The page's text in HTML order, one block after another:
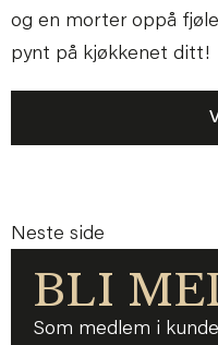
og en morter oppå
pynt på kjøkkenet ditt!
Neste side
BLI
Som medlem i